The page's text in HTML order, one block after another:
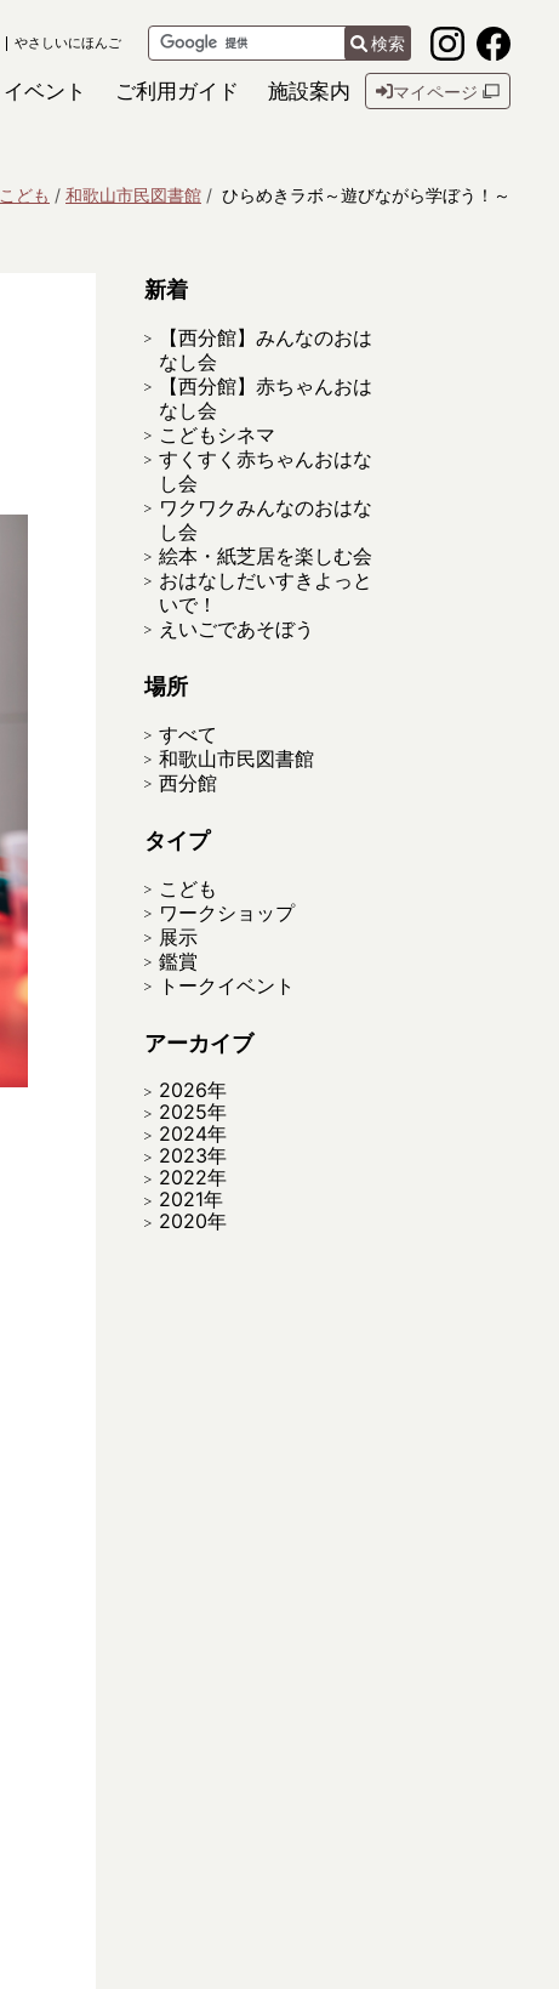
やさしいにほんご 検索
イベント ご利用ガイド 施設案内 マイページ
こども 和歌山市民図書館 ひらめきラボ～遊びながら学ぼう！～
新着
【西分館】みんなのおは
なし会
【西分館】赤ちゃんおは
なし会
こどもシネマ
すくすく赤ちゃんおはな
し会
ワクワクみんなのおはな
し会
絵本・紙芝居を楽しむ会
おはなしだいすきよっと
いで！
えいごであそぼう
場所
すべて
和歌山市民図書館
西分館
タイプ
こども
ワークショップ
展示
鑑賞
トークイベント
アーカイブ
2026年
2025年
2024年
2023年
2022年
2021年
2020年